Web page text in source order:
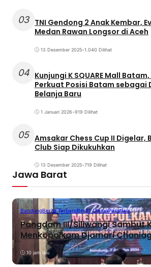
03 TNI Gendong 2 Anak Kembar,
Medan Rawan Longsor di Aceh
13 Desember 2025•1.040 Dilihat
04 Kunjungi K SQUARE Mall
Perkuat Posisi Batam sebagai
Belanja Baru
1 Januari 2026•919 Dilihat
05 Amsakar Chess Cup II Digelar,
Club Siap Dikukuhkan
13 Desember 2025•719 Dilihat
Jawa Barat
BandungBerita TerbaruBerita UtamaPeristiwa
Pangdam III/Siliwangi Sambut
Menkopolkam Djamari
10 jam lalu